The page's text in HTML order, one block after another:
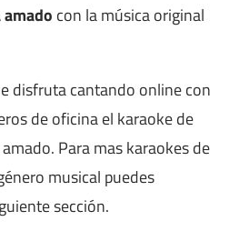
con la música original
disfruta cantando online con
de oficina el karaoke de
Para mas karaokes de
musical puedes
sección.